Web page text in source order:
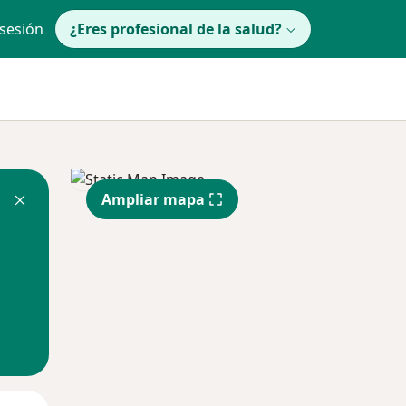
¿Eres profesional de la salud?
Ampliar mapa